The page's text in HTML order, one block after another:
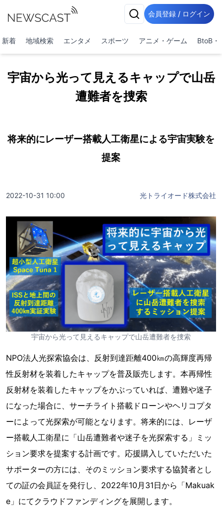
会員登録 / ログイン
新着 地域検索 エンタメ スポーツ アニメ・ゲーム BtoB・
宇宙から光って見えるキャップで山岳
遭難者を捜索
将来的にレーザー搭載人工衛星による宇宙実験を
提案
2022-10-31 10:00 光トライオード株式会社
宇宙から光って見えるキャップで山岳遭難者を捜索
NPO法人光探索協会は、反射到達距離400㎞の高輝度再帰
性反射材を装着したキャップを普及販売します。本再帰性
反射材を装着したキャップをかぶっていれば、遭難や迷子
になった場合に、サーチライト搭載ドローンやヘリコプタ
ーによって光探索が可能となります。将来的には、レーザ
ー搭載人工衛星に「山岳遭難者や迷子を光探索する」ミッ
ション要求を提案する計画です。応援購入していただいた
サポーターの方には、そのミッション要求する協賛者とし
ての証の会員証を発行し、2022年10月31日から「Makuak
e」にてクラウドファンディングを展開します。